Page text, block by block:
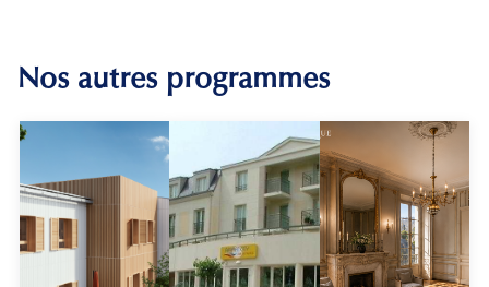
Nos autres programmes